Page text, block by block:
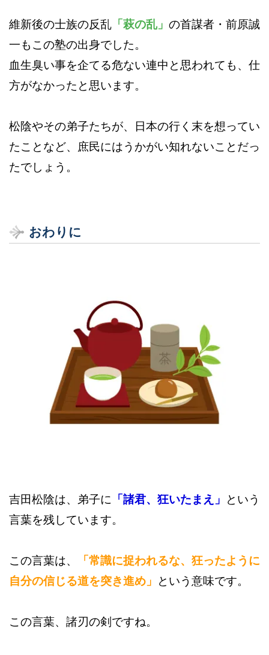
維新後の士族の反乱 「萩の乱」 の首謀者・前原誠
一もこの塾の出身でした。
血生臭い事を企てる危ない連中と思われても、仕
方がなかったと思います。
松陰やその弟子たちが、日本の行く末を想ってい
たことなど、庶民にはうかがい知れないことだっ
たでしょう。
おわりに
吉田松陰は、弟子に 「諸君、狂いたまえ」
という
言葉を残しています。
この言葉は、
「常識に捉われるな、狂ったように
自分の信じる道を突き進め」
という意味です。
この言葉、諸刃の剣ですね。